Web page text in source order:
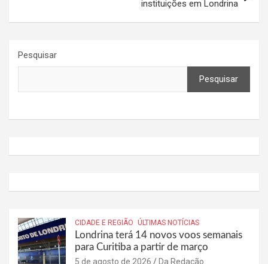
instituições em Londrina
Pesquisar
Pesquisar
CIDADE E REGIÃO ÚLTIMAS NOTÍCIAS
Londrina terá 14 novos voos semanais
para Curitiba a partir de março
5 de agosto de 2026 Da Redação